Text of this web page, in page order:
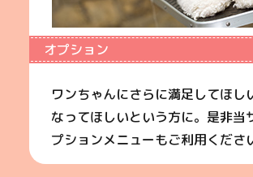
オプション
ワンちゃんにさらに満足してほし
なってほしいという方に。是非当
プションメニューもご利用くださ